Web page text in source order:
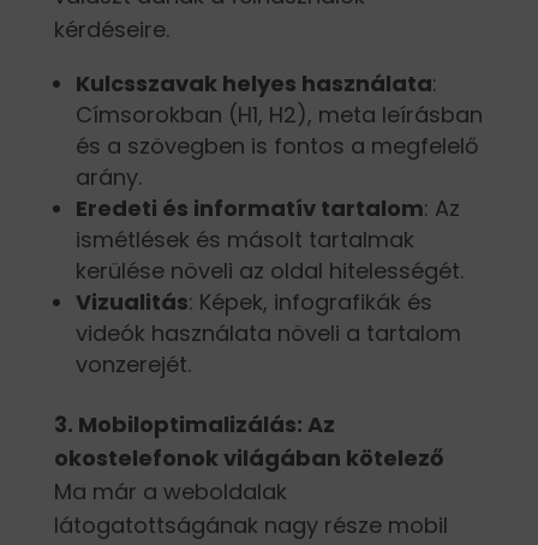
kérdéseire.
Kulcsszavak helyes használata:
Címsorokban (H1, H2), meta leírásban
és a szövegben is fontos a megfelelő
arány.
Eredeti és informatív tartalom: Az
ismétlések és másolt tartalmak
kerülése növeli az oldal hitelességét.
Vizualitás: Képek, infografikák és
videók használata növeli a tartalom
vonzerejét.
3. Mobiloptimalizálás: Az
okostelefonok világában kötelező
Ma már a weboldalak
látogatottságának nagy része mobil